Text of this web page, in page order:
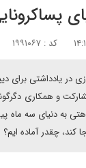
کد : ۱۹۹۱۰۶۷
یادداشتی برای
و همکاری
به دنیای سه ماه
کند، چقدر آماده ایم؟